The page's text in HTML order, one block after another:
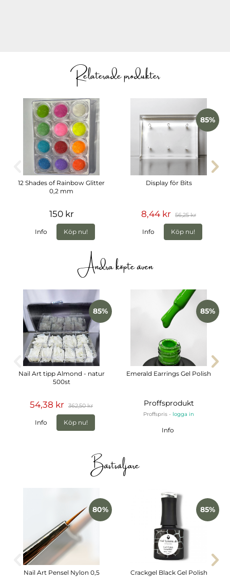
Relaterade produkter
12 Shades of Rainbow Glitter
0,2 mm
150 kr
Info Köp nu!
85%
Display för Bits
8,44 kr 56,25 kr
Info Köp nu!
Andra köpte även
85%
Nail Art tipp Almond - natur
500st
54,38 kr 362,50 kr
Info Köp nu!
85%
Emerald Earrings Gel Polish
Proffsprodukt
Proffspris - logga in
Info
Bästsäljare
80%
Nail Art Pensel Nylon 0,5
85%
Crackgel Black Gel Polish